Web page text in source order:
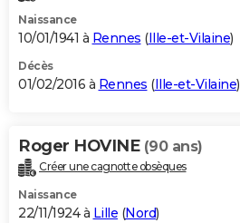
Naissance
10/01/1941 à Rennes (Ille-et-Vilaine)
Décès
01/02/2016 à Rennes (Ille-et-Vilaine)
Roger HOVINE (90 ans)
Créer une cagnotte obsèques
Naissance
22/11/1924 à Lille (Nord)